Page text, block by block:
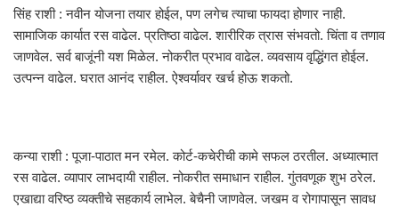
सिंह राशी : नवीन योजना तयार होईल, पण लगेच त्याचा फायदा होणार नाही.
सामाजिक कार्यात रस वाढेल. प्रतिष्ठा वाढेल. शारीरिक त्रास संभवतो. चिंता व तणाव
जाणवेल. सर्व बाजूंनी यश मिळेल. नोकरीत प्रभाव वाढेल. व्यवसाय वृद्धिंगत होईल.
उत्पन्न वाढेल. घरात आनंद राहील. ऐश्वर्यावर खर्च होऊ शकतो.
कन्या राशी : पूजा-पाठात मन रमेल. कोर्ट-कचेरीची कामे सफल ठरतील. अध्यात्मात
रस वाढेल. व्यापार लाभदायी राहील. नोकरीत समाधान राहील. गुंतवणूक शुभ ठरेल.
एखाद्या वरिष्ठ व्यक्तीचे सहकार्य लाभेल. बेचैनी जाणवेल. जखम व रोगापासून सावध